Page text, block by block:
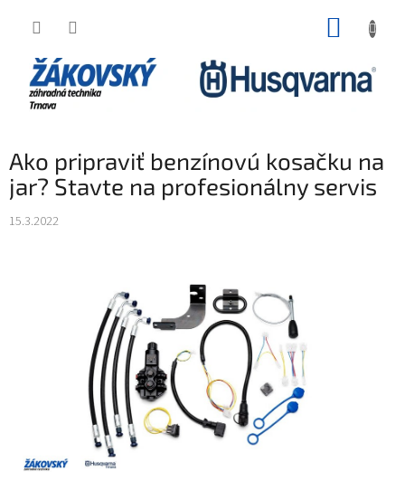
Ako pripraviť benzínovú kosačku na
jar? Stavte na profesionálny servis
15.3.2022